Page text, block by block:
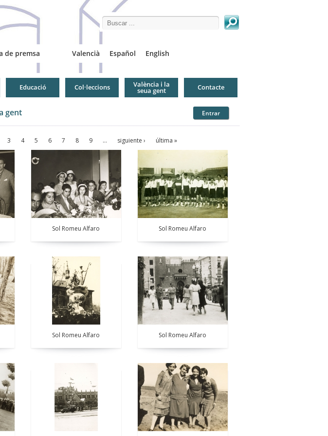
Search this site
Valencià Español English
de premsa
Educació Col·leccions València i la
seua gent Contacte
gent Entrar
3 4 5 6 7 8 9 … siguiente › última »
Sol Romeu Alfaro Sol Romeu Alfaro
Sol Romeu Alfaro Sol Romeu Alfaro